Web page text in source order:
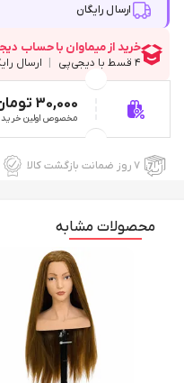
ارسال رایگان
30,000 تومان
مخصوص اولین خرید
۷ روز ضمانت بازگشت کالا
محصولات مشابه